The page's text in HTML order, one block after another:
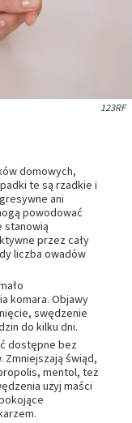
123RF
domowych,
te są rzadkie i
ani
powodować
stanowią
przez cały
liczba owadów
komara. Objawy
swędzenie
do kilku dni.
dostępne bez
świąd,
mentol, też
użyj maści